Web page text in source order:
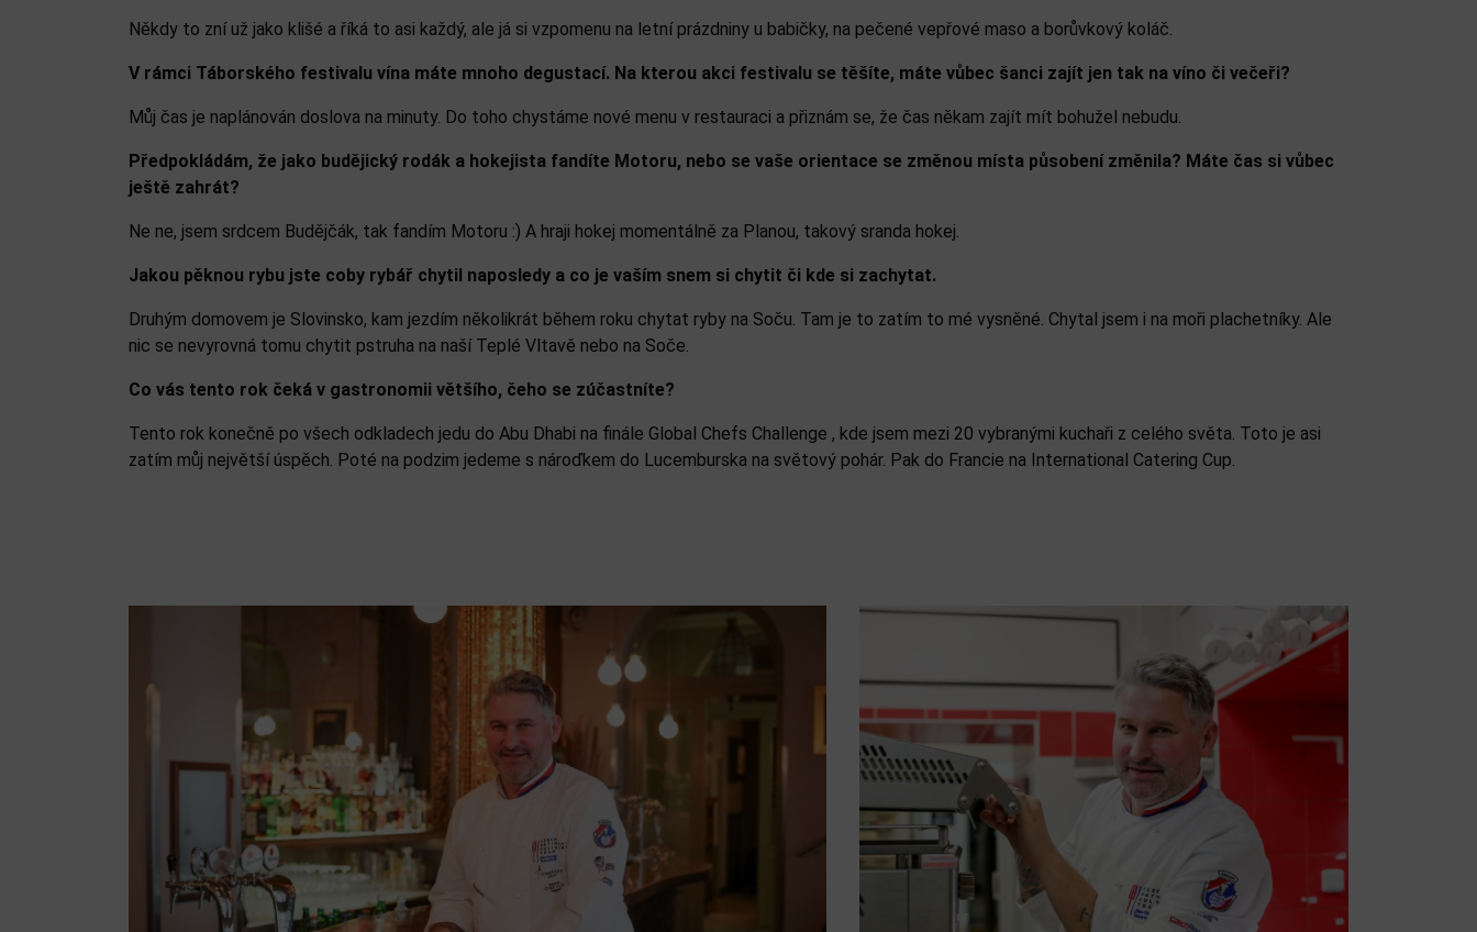
Někdy to zní už jako klišé a říká to asi každý, ale já si vzpomenu na letní prázdniny u babičky, na pečené vepřové maso a borůvkový koláč.
V rámci Táborského festivalu vína máte mnoho degustací. Na kterou akci festivalu se těšíte, máte vůbec šanci zajít jen tak na víno či večeři?
Můj čas je naplánován doslova na minuty. Do toho chystáme nové menu v restauraci a přiznám se, že čas někam zajít mít bohužel nebudu.
Předpokládám, že jako budějický rodák a hokejista fandíte Motoru, nebo se vaše orientace se změnou místa působení změnila? Máte čas si vůbec
ještě zahrát?
Ne ne, jsem srdcem Budějčák, tak fandím Motoru :) A hraji hokej momentálně za Planou, takový sranda hokej.
Jakou pěknou rybu jste coby rybář chytil naposledy a co je vaším snem si chytit či kde si zachytat.
Druhým domovem je Slovinsko, kam jezdím několikrát během roku chytat ryby na Soču. Tam je to zatím to mé vysněné. Chytal jsem i na moři plachetníky. Ale
nic se nevyrovná tomu chytit pstruha na naší Teplé Vltavě nebo na Soče.
Co vás tento rok čeká v gastronomii většího, čeho se zúčastníte?
Tento rok konečně po všech odkladech jedu do Abu Dhabi na finále Global Chefs Challenge , kde jsem mezi 20 vybranými kuchaři z celého světa. Toto je asi
zatím můj největší úspěch. Poté na podzim jedeme s nároďkem do Lucemburska na světový pohár. Pak do Francie na International Catering Cup.